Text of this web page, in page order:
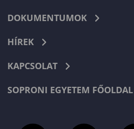
DOKUMENTUMOK
HÍREK
KAPCSOLAT
SOPRONI EGYETEM FŐOLDAL